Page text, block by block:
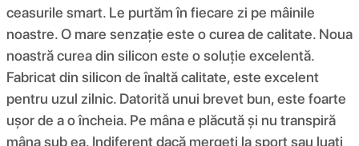
ceasurile smart. Le purtăm în fiecare zi pe mâinile
noastre. O mare senzație este o curea de calitate. Noua
noastră curea din silicon este o soluție excelentă.
Fabricat din silicon de înaltă calitate, este excelent
pentru uzul zilnic. Datorită unui brevet bun, este foarte
ușor de a o încheia. Pe mâna e plăcută și nu transpiră
mâna sub ea. Indiferent dacă mergeți la sport sau luați